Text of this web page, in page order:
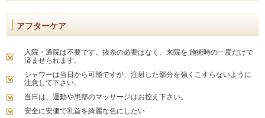
アフターケア
入院・通院は不要です。抜糸の必要はなく、来院を 施術時の一度だけで
済ませられます。
シャワーは当日から可能ですが、注射した部分を強くこすらないように
注意して下さい。
当日は、運動や患部のマッサージはお控え下さい。
安全に安価で乳首を綺麗な色にしたい